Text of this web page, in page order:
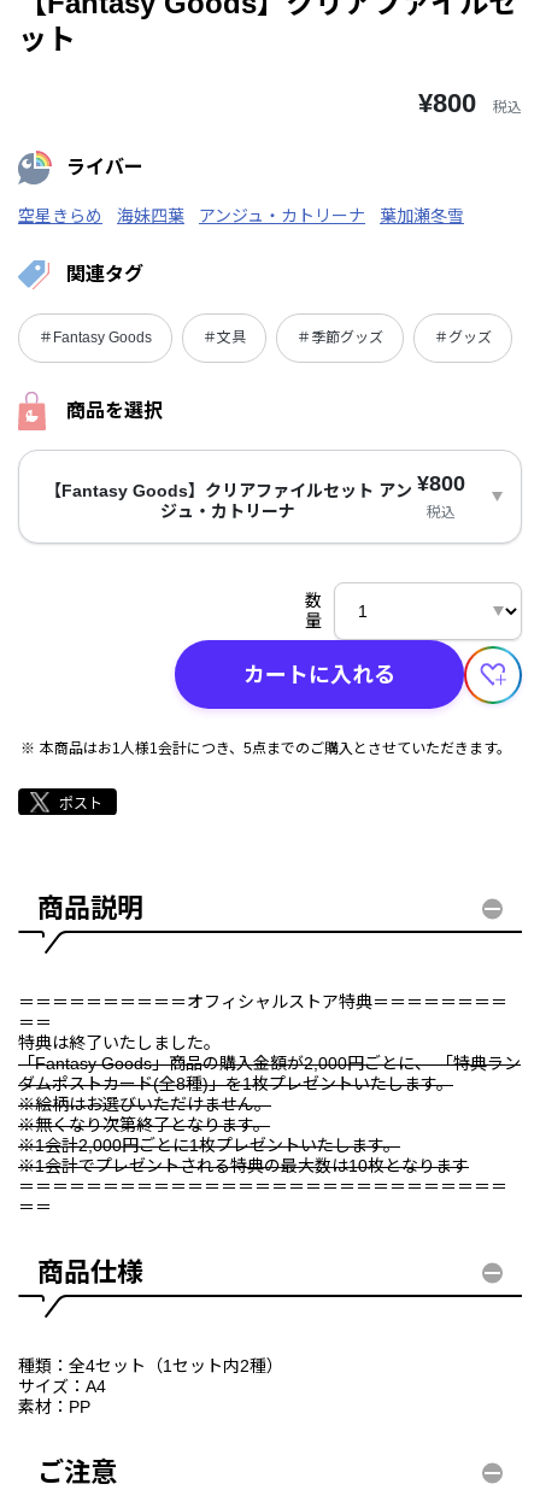
ット
¥800 税込
ライバー
空星きらめ 海妹四葉 アンジュ・カトリーナ 葉加瀬冬雪
関連タグ
＃Fantasy Goods ＃文具 ＃季節グッズ ＃グッズ
商品を選択
【Fantasy Goods】クリアファイルセット アン
ジュ・カトリーナ
¥800
税込
数
量
カートに入れる
本商品はお1人様1会計につき、5点までのご購入とさせていただきます。
商品説明
＝＝＝＝＝＝＝＝＝＝オフィシャルストア特典＝＝＝＝＝＝＝＝
＝＝
特典は終了いたしました。
「Fantasy Goods」商品の購入金額が2,000円ごとに、 「特典ラン
ダムポストカード(全8種)」を1枚プレゼントいたします。
※絵柄はお選びいただけません。
※無くなり次第終了となります。
※1会計2,000円ごとに1枚プレゼントいたします。
※1会計でプレゼントされる特典の最大数は10枚となります
＝＝＝＝＝＝＝＝＝＝＝＝＝＝＝＝＝＝＝＝＝＝＝＝＝＝＝＝＝
＝＝
商品仕様
種類：全4セット（1セット内2種）
サイズ：A4
素材：PP
ご注意